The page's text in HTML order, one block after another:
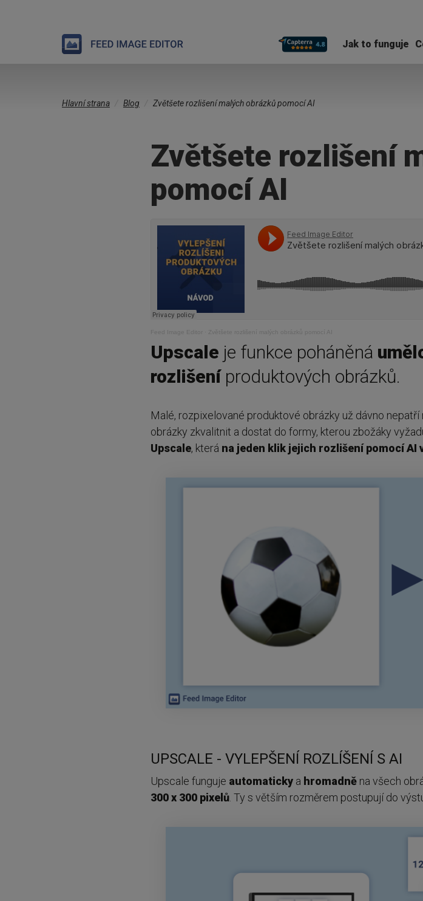
Jak to funguje
Jste
zde
Hlavní strana Blog Zvětšete rozlišení malých obrázků pomocí AI
Zvětšete rozlišení
pomocí AI
Feed Image Editor Zvětšete rozlišení malých obrázků pomocí AI
Upscale je funkce poháněná
rozlišeníproduktových obrázků.
Malé, rozpixelované produktové obrázky už dávno
obrázky zkvalitnit a dostat do formy, kterou zbožáky
Upscale, která na jeden klik jejich rozlišení pomocí AI
UPSCALE - VYLEPŠENÍ ROZLÍŠENÍ S AI
Upscale funguje automaticky a hromadně na všech
300 x 300 pixelů . Ty s větším rozměrem postupují do